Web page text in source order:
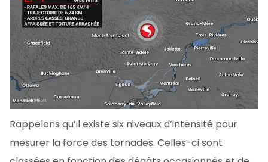
Rappelons qu’il existe six niveaux d’intensité pour
mesurer la force des tornades. Celles-ci sont